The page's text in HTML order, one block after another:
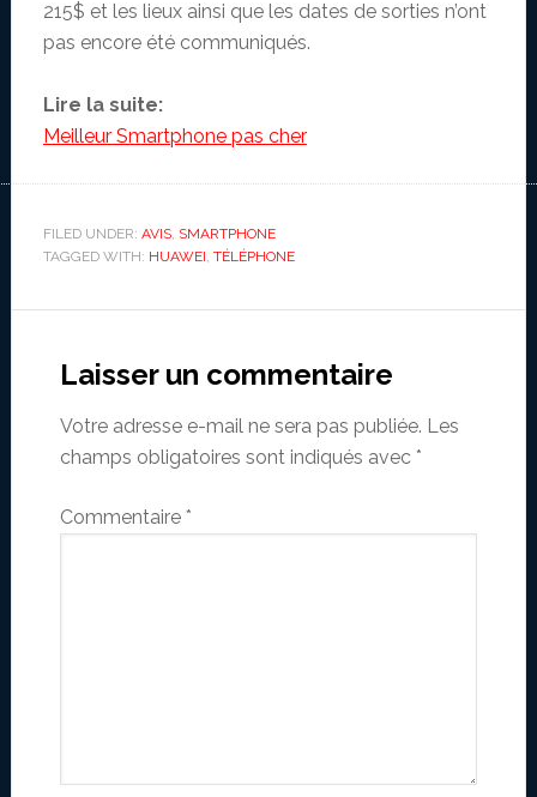
215$ et les lieux ainsi que les dates de sorties n’ont
pas encore été communiqués.
Lire la suite:
Meilleur Smartphone pas cher
FILED UNDER: AVIS, SMARTPHONE
TAGGED WITH: HUAWEI TÉLÉPHONE
Interactions
Laisser un commentaire
Votre adresse e-mail ne sera pas publiée. Les
champs obligatoires sont indiqués avec *
Commentaire *